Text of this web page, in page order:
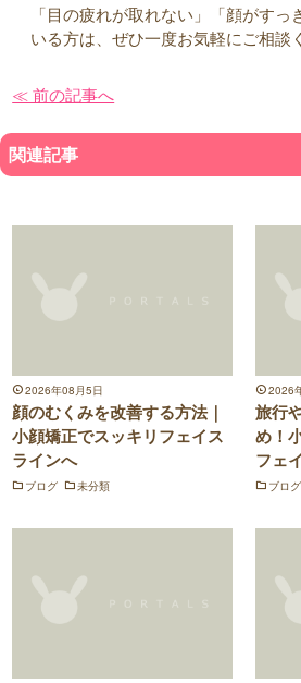
「目の疲れが取れない」「顔がす
いる方は、ぜひ一度お気軽にご相談
≪ 前の記事へ
関連記事
2026年08月5日
顔のむくみを改善する方法｜
小顔矯正でスッキリフェイス
ラインへ
ブログ 未分類
2026
旅行
め！
フェ
ブログ